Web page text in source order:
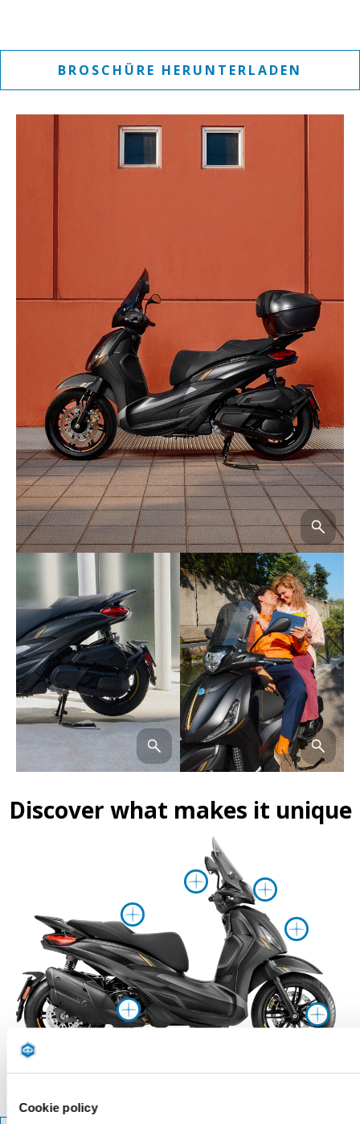
Cookie policy
BROSCHÜRE HERUNTERLADEN
Discover what makes it unique
mehr Informationen
mehr
mehr Informationen